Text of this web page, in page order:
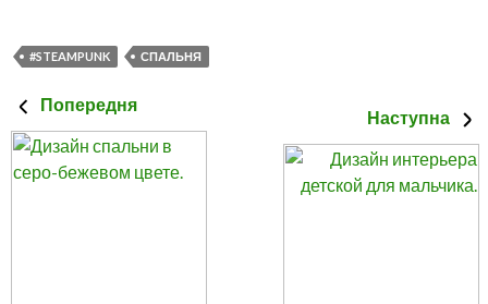
#STEAMPUNK СПАЛЬНЯ
Попередня
Наступна